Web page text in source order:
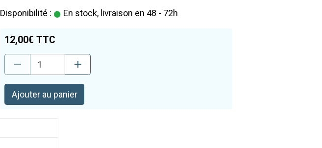
Disponibilité : En stock, livraison en 48 - 72h
12,00€ TTC
Ajouter au panier